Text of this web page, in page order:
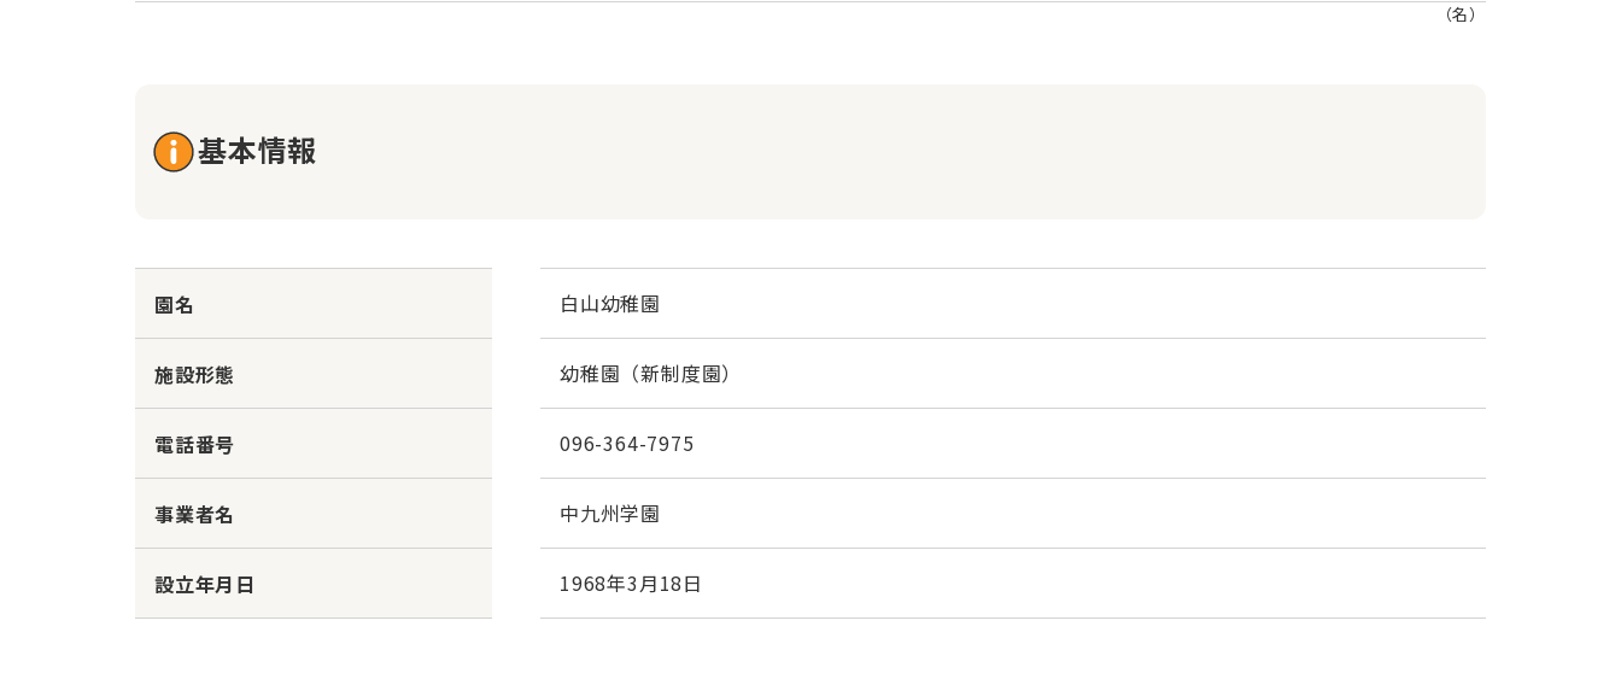
（名）
基本情報
園名 白山幼稚園
施設形態 幼稚園（新制度園）
電話番号 096-364-7975
事業者名 中九州学園
設立年月日 1968年3月18日